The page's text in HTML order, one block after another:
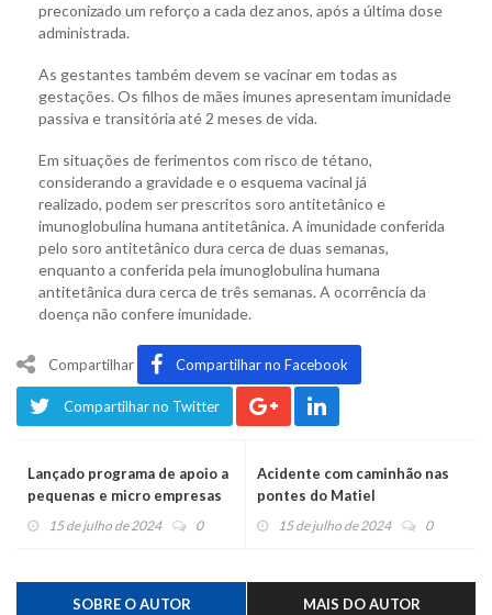
preconizado um reforço a cada dez anos, após a última dose
administrada.
As gestantes também devem se vacinar em todas as
gestações. Os filhos de mães imunes apresentam imunidade
passiva e transitória até 2 meses de vida.
Em situações de ferimentos com risco de tétano,
considerando a gravidade e o esquema vacinal já
realizado, podem ser prescritos soro antitetânico e
imunoglobulina humana antitetânica. A imunidade conferida
pelo soro antitetânico dura cerca de duas semanas,
enquanto a conferida pela imunoglobulina humana
antitetânica dura cerca de três semanas. A ocorrência da
doença não confere imunidade.
Compartilhar Compartilhar no Facebook
Compartilhar no Twitter
Lançado programa de apoio a
pequenas e micro empresas
atingidas por enchentes
15 de julho de 2024 0
Acidente com caminhão nas
pontes do Matiel
15 de julho de 2024 0
SOBRE O AUTOR MAIS DO AUTOR